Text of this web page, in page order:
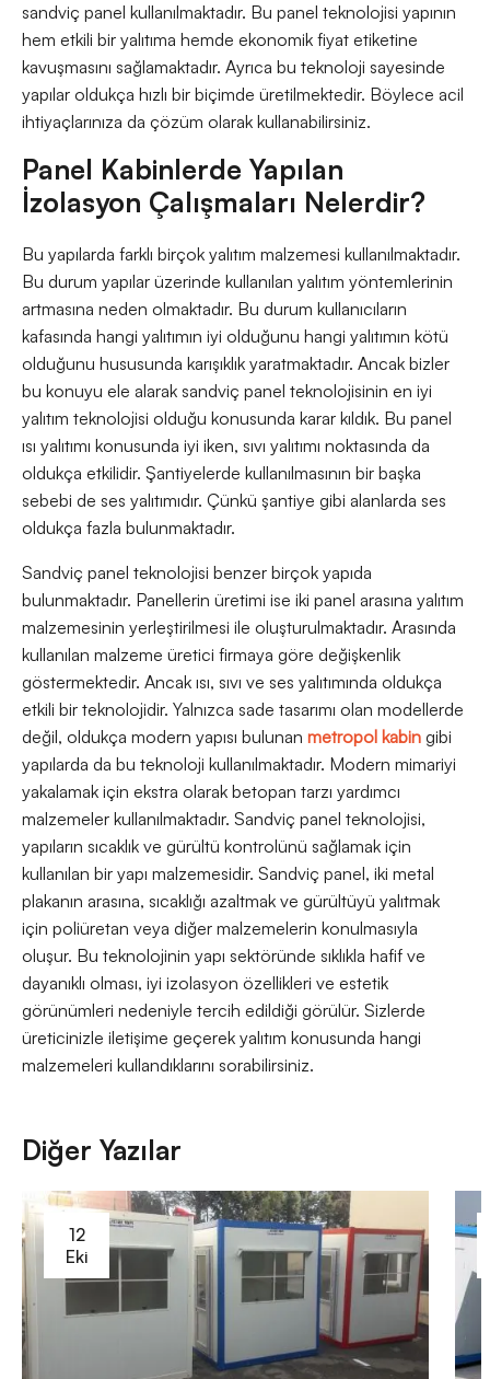
sandviç panel kullanılmaktadır. Bu panel teknolojisi yapının
hem etkili bir yalıtıma hemde ekonomik fiyat etiketine
kavuşmasını sağlamaktadır. Ayrıca bu teknoloji sayesinde
yapılar oldukça hızlı bir biçimde üretilmektedir. Böylece acil
ihtiyaçlarınıza da çözüm olarak kullanabilirsiniz.
Panel Kabinlerde Yapılan
İzolasyon Çalışmaları Nelerdir?
Bu yapılarda farklı birçok yalıtım malzemesi kullanılmaktadır.
Bu durum yapılar üzerinde kullanılan yalıtım yöntemlerinin
artmasına neden olmaktadır. Bu durum kullanıcıların
kafasında hangi yalıtımın iyi olduğunu hangi yalıtımın kötü
olduğunu hususunda karışıklık yaratmaktadır. Ancak bizler
bu konuyu ele alarak sandviç panel teknolojisinin en iyi
yalıtım teknolojisi olduğu konusunda karar kıldık. Bu panel
ısı yalıtımı konusunda iyi iken, sıvı yalıtımı noktasında da
oldukça etkilidir. Şantiyelerde kullanılmasının bir başka
sebebi de ses yalıtımıdır. Çünkü şantiye gibi alanlarda ses
oldukça fazla bulunmaktadır.
Sandviç panel teknolojisi benzer birçok yapıda
bulunmaktadır. Panellerin üretimi ise iki panel arasına yalıtım
malzemesinin yerleştirilmesi ile oluşturulmaktadır. Arasında
kullanılan malzeme üretici firmaya göre değişkenlik
göstermektedir. Ancak ısı, sıvı ve ses yalıtımında oldukça
etkili bir teknolojidir. Yalnızca sade tasarımı olan modellerde
değil, oldukça modern yapısı bulunan metropol kabin gibi
yapılarda da bu teknoloji kullanılmaktadır. Modern mimariyi
yakalamak için ekstra olarak betopan tarzı yardımcı
malzemeler kullanılmaktadır. Sandviç panel teknolojisi,
yapıların sıcaklık ve gürültü kontrolünü sağlamak için
kullanılan bir yapı malzemesidir. Sandviç panel, iki metal
plakanın arasına, sıcaklığı azaltmak ve gürültüyü yalıtmak
için poliüretan veya diğer malzemelerin konulmasıyla
oluşur. Bu teknolojinin yapı sektöründe sıklıkla hafif ve
dayanıklı olması, iyi izolasyon özellikleri ve estetik
görünümleri nedeniyle tercih edildiği görülür. Sizlerde
üreticinizle iletişime geçerek yalıtım konusunda hangi
malzemeleri kullandıklarını sorabilirsiniz.
Diğer Yazılar
12
Eki